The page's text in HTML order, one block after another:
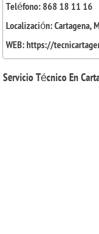
Teléfono: 868 18 11 16
Localización: Cartagena,
WEB: https://
ServicioTécnico En